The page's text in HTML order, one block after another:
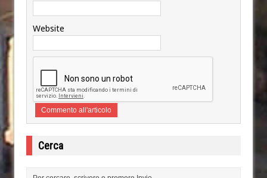
Website
Cerca